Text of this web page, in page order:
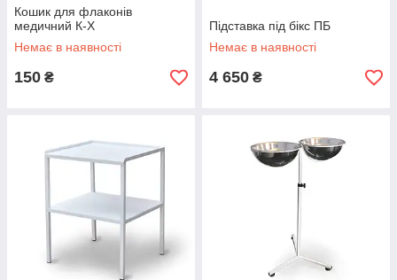
Кошик для флаконів
медичний К-Х
Немає в наявності
150 ₴
Підставка під бікс ПБ
Немає в наявності
4 650 ₴